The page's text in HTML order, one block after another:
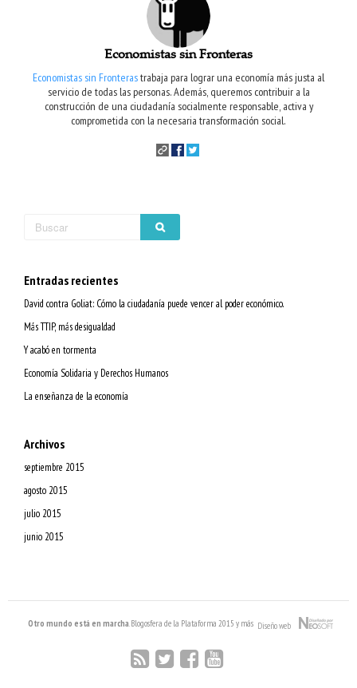
Economistas sin Fronteras
Economistas sin Fronterastrabaja para lograr una economía más justa al
servicio de todas las personas. Además, queremos contribuir a la
construcción de una ciudadanía socialmente responsable, activa y
comprometida con la necesaria transformación social.
Entradas recientes
David contra Goliat: Cómo la ciudadanía puede vencer al poder económico.
Más TTIP, más desigualdad
Y acabó en tormenta
Economía Solidaria y Derechos Humanos
La enseñanza de la economía
Archivos
septiembre 2015
agosto 2015
julio 2015
junio 2015
Otro mundo está en marcha. Blogosfera de la Plataforma 2015 y más Diseño web